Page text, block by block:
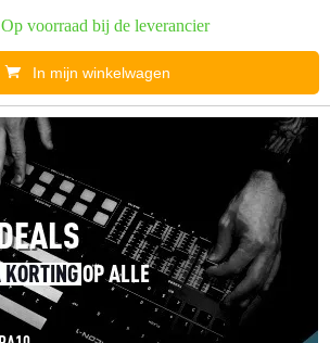
Op voorraad bij de leverancier
In mijn winkelwagen